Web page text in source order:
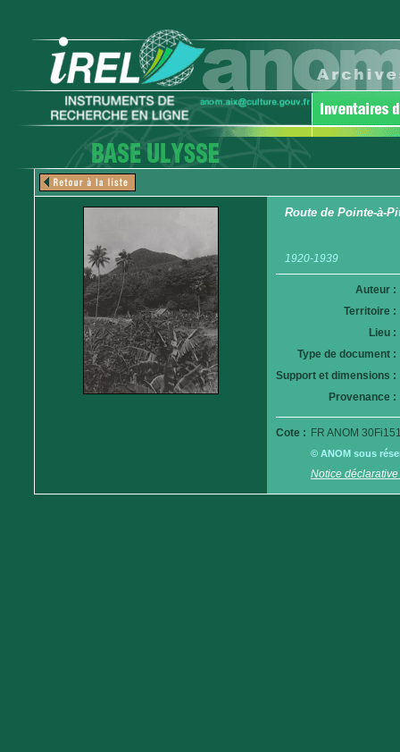
Route de Pointe-à-
1920-1939
Auteur :
Territoire :
Lieu :
Type de document :
Support et dimensions :
Provenance :
Cote : FR ANOM
© ANOM sous
Notice